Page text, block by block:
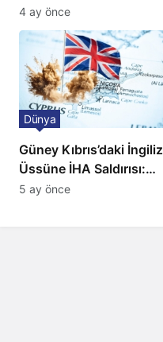
Ulaşımda Yeni
Düzenleme
4 ay önce
Güney Kıbrıs’daki İngiliz
Üssüne İHA Saldırısı:
Patlama, Sirenler ve
Dünya
5 ay önce